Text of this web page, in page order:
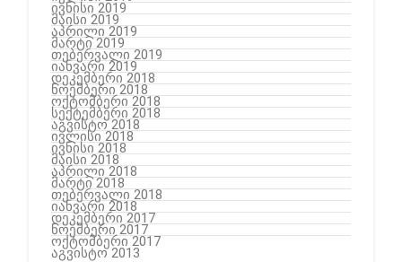
ივნისი 2019
მაისი 2019
აპრილი 2019
მარტი 2019
თებერვალი 2019
იანვარი 2019
დეკემბერი 2018
ნოემბერი 2018
ოქტომბერი 2018
სექტემბერი 2018
აგვისტო 2018
ივლისი 2018
ივნისი 2018
მაისი 2018
აპრილი 2018
მარტი 2018
თებერვალი 2018
იანვარი 2018
დეკემბერი 2017
ნოემბერი 2017
ოქტომბერი 2017
აგვისტო 2013